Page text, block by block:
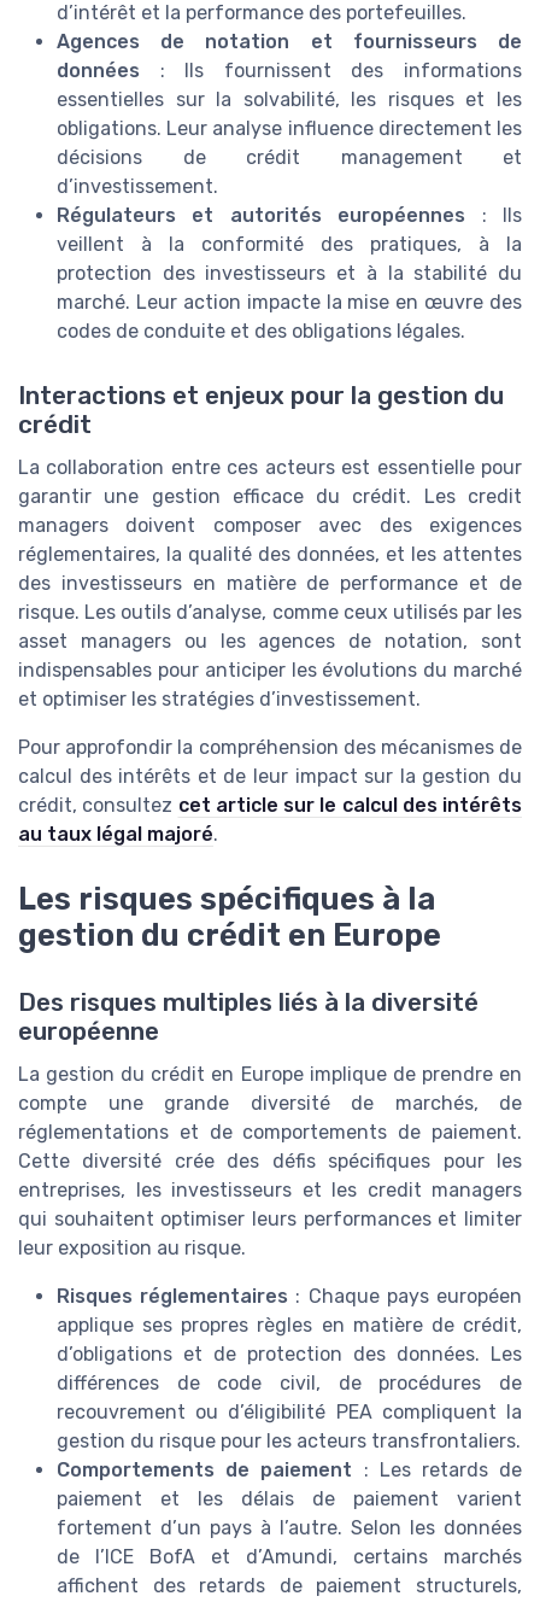
d’intérêt et la performance des portefeuilles.
Agences de notation et fournisseurs de
données : Ils fournissent des informations
essentielles sur la solvabilité, les risques et les
obligations. Leur analyse influence directement les
décisions de crédit management et
d’investissement.
Régulateurs et autorités européennes : Ils
veillent à la conformité des pratiques, à la
protection des investisseurs et à la stabilité du
marché. Leur action impacte la mise en œuvre des
codes de conduite et des obligations légales.
Interactions et enjeux pour la gestion du
crédit
La collaboration entre ces acteurs est essentielle pour
garantir une gestion efficace du crédit. Les credit
managers doivent composer avec des exigences
réglementaires, la qualité des données, et les attentes
des investisseurs en matière de performance et de
risque. Les outils d’analyse, comme ceux utilisés par les
asset managers ou les agences de notation, sont
indispensables pour anticiper les évolutions du marché
et optimiser les stratégies d’investissement.
Pour approfondir la compréhension des mécanismes de
calcul des intérêts et de leur impact sur la gestion du
crédit, consultez cet article sur le calcul des intérêts
au taux légal majoré.
Les risques spécifiques à la
gestion du crédit en Europe
Des risques multiples liés à la diversité
européenne
La gestion du crédit en Europe implique de prendre en
compte une grande diversité de marchés, de
réglementations et de comportements de paiement.
Cette diversité crée des défis spécifiques pour les
entreprises, les investisseurs et les credit managers
qui souhaitent optimiser leurs performances et limiter
leur exposition au risque.
Risques réglementaires : Chaque pays européen
applique ses propres règles en matière de crédit,
d’obligations et de protection des données. Les
différences de code civil, de procédures de
recouvrement ou d’éligibilité PEA compliquent la
gestion du risque pour les acteurs transfrontaliers.
Comportements de paiement : Les retards de
paiement et les délais de paiement varient
fortement d’un pays à l’autre. Selon les données
de l’ICE BofA et d’Amundi, certains marchés
affichent des retards de paiement structurels,